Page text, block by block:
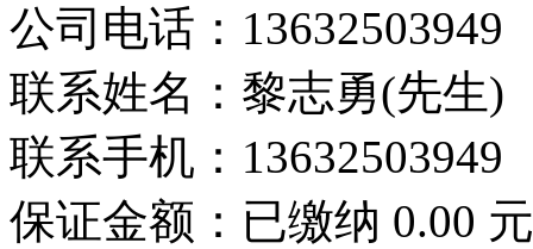
公司电话： 13632503949
联系姓名：黎志勇(先生)
联系手机： 13632503949
保证金额： 已缴纳 0.00 元